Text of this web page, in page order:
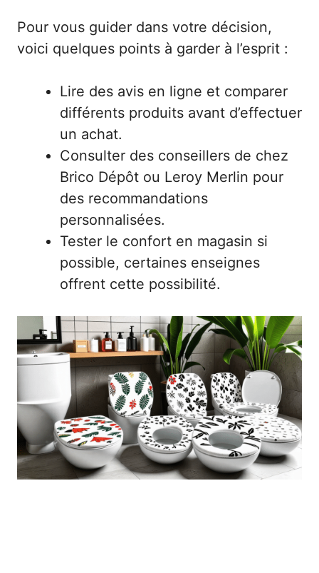
Pour vous guider dans votre décision,
voici quelques points à garder à l’esprit :
Lire des avis en ligne et comparer
différents produits avant d’effectuer
un achat.
Consulter des conseillers de chez
Brico Dépôt ou Leroy Merlin pour
des recommandations
personnalisées.
Tester le confort en magasin si
possible, certaines enseignes
offrent cette possibilité.